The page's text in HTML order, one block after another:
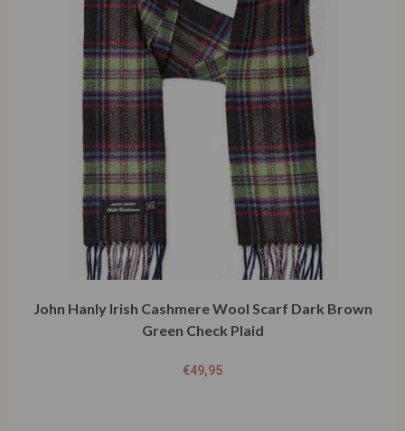
John Hanly Irish Cashmere Wool Scarf Dark Brown
Green Check Plaid
€49,95